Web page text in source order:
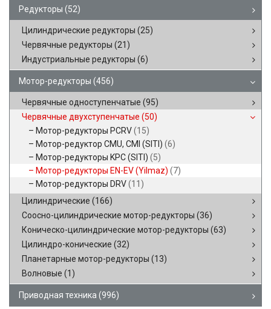
Редукторы (52)
Цилиндрические редукторы (25)
Червячные редукторы (21)
Индустриальные редукторы (6)
Мотор-редукторы (456)
Червячные одноступенчатые (95)
Червячные двухступенчатые (50)
Мотор-редукторы PCRV(15)
Мотор-редуктор CMU, CMI (SITI) (6)
Мотор-редукторы KPC (SITI) (5)
Мотор-редукторы EN-EV (Yilmaz) (7)
Мотор-редукторы DRV(11)
Цилиндрические (166)
Соосно-цилиндрические мотор-редукторы (36)
Коническо-цилиндрические мотор-редукторы (63)
Цилиндро-конические (32)
Планетарные мотор-редукторы (13)
Волновые (1)
Приводная техника (996)